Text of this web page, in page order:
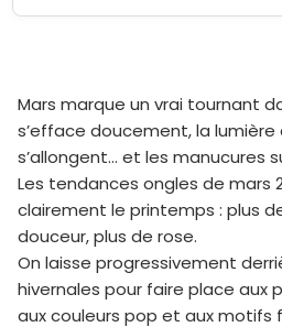
Mars marque un vrai tournant
s’efface doucement, la lumière
s’allongent… et les manucures
Les tendances ongles de mars
clairement le printemps : plus
douceur, plus de rose.
On laisse progressivement
hivernales pour faire place aux
aux couleurs pop et aux motifs